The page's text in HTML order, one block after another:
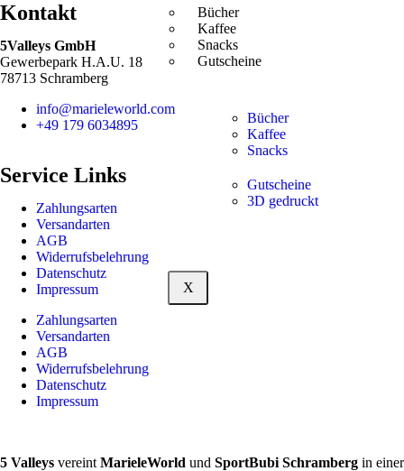
Bücher
Kaffee
Snacks
Gutscheine
Bücher
Kaffee
Snacks
Gutscheine
3D gedruckt
X
Kontakt
5Valleys GmbH
Gewerbepark H.A.U. 18
78713 Schramberg
info@marieleworld.com
+49 179 6034895
Service Links
Zahlungsarten
Versandarten
AGB
Widerrufsbelehrung
Datenschutz
Impressum
Zahlungsarten
Versandarten
AGB
Widerrufsbelehrung
Datenschutz
Impressum
5 Valleys vereint MarieleWorld und SportBubi Schramberg in einer